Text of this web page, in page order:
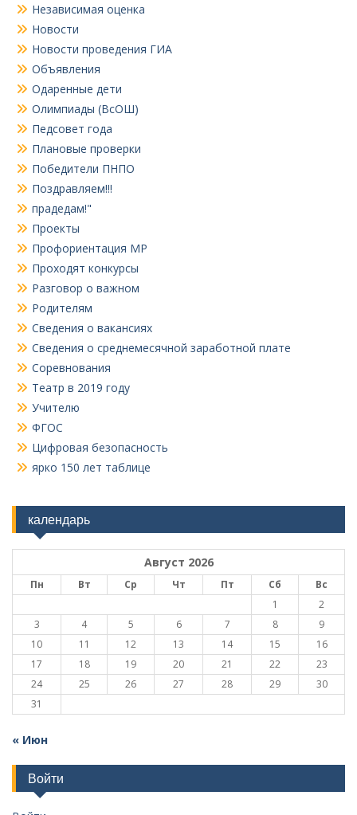
Независимая оценка
Новости
Новости проведения ГИА
Объявления
Одаренные дети
Олимпиады (ВсОШ)
Педсовет года
Плановые проверки
Победители ПНПО
Поздравляем!!!
прадедам!"
Проекты
Профориентация МР
Проходят конкурсы
Разговор о важном
Родителям
Сведения о вакансиях
Сведения о среднемесячной заработной плате
Соревнования
Театр в 2019 году
Учителю
ФГОС
Цифровая безопасность
ярко 150 лет таблице
календарь
Август 2026
Пн Вт Ср Чт Пт Сб
Вс
1
2
3
4 5 6 7 8
9
10
11 12 13 14 15
16
17
18 19 20 21 22
23
24
25 26 27 28 29
30
31
« Июн
Войти